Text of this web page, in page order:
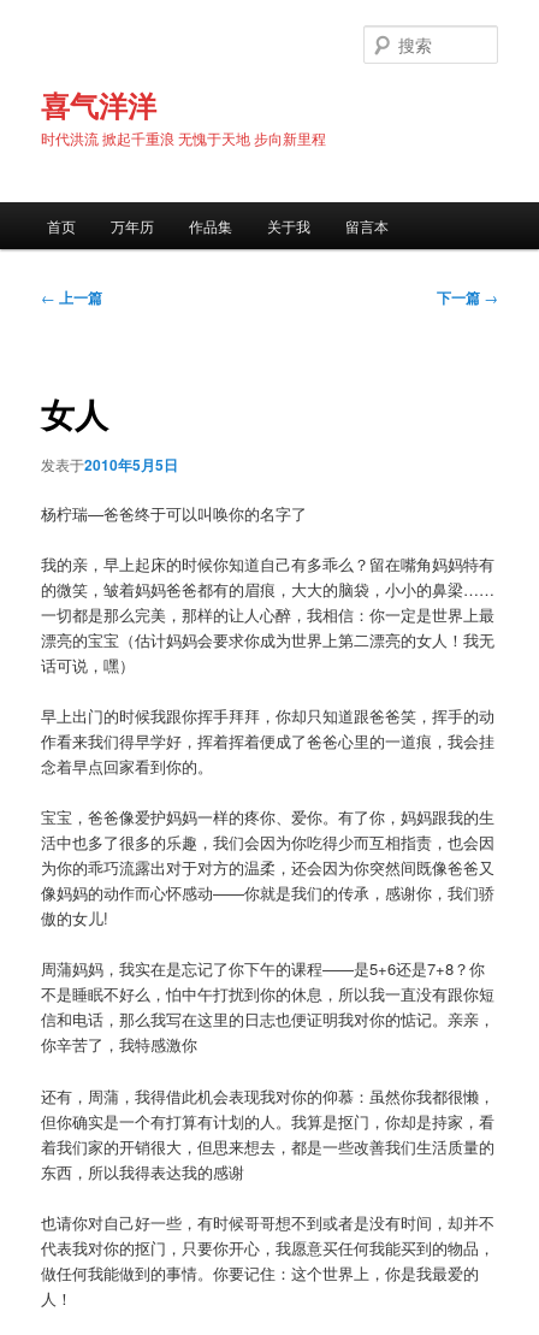
喜气洋洋
时代洪流 掀起千重浪 无愧于天地 步向新里程
索
首页 万年历 作品集 关于我 留言本
文
← 上一篇 下一篇 →
女人
发表于2010年5月5日
杨柠瑞—爸爸终于可以叫唤你的名字了
我的亲，早上起床的时候你知道自己有多乖么？留在嘴角妈妈特有
的微笑，皱着妈妈爸爸都有的眉痕，大大的脑袋，小小的鼻梁……
一切都是那么完美，那样的让人心醉，我相信：你一定是世界上最
漂亮的宝宝（估计妈妈会要求你成为世界上第二漂亮的女人！我无
话可说，嘿）
早上出门的时候我跟你挥手拜拜，你却只知道跟爸爸笑，挥手的动
作看来我们得早学好，挥着挥着便成了爸爸心里的一道痕，我会挂
念着早点回家看到你的。
宝宝，爸爸像爱护妈妈一样的疼你、爱你。有了你，妈妈跟我的生
活中也多了很多的乐趣，我们会因为你吃得少而互相指责，也会因
为你的乖巧流露出对于对方的温柔，还会因为你突然间既像爸爸又
像妈妈的动作而心怀感动——你就是我们的传承，感谢你，我们骄
傲的女儿!
周蒲妈妈，我实在是忘记了你下午的课程——是5+6还是7+8？你
不是睡眠不好么，怕中午打扰到你的休息，所以我一直没有跟你短
信和电话，那么我写在这里的日志也便证明我对你的惦记。亲亲，
你辛苦了，我特感激你
还有，周蒲，我得借此机会表现我对你的仰慕：虽然你我都很懒，
但你确实是一个有打算有计划的人。我算是抠门，你却是持家，看
着我们家的开销很大，但思来想去，都是一些改善我们生活质量的
东西，所以我得表达我的感谢
也请你对自己好一些，有时候哥哥想不到或者是没有时间，却并不
代表我对你的抠门，只要你开心，我愿意买任何我能买到的物品，
做任何我能做到的事情。你要记住：这个世界上，你是我最爱的
人！